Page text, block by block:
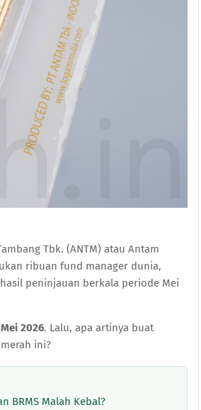
Tbk. (ANTM) atau Antam
ribuan fund manager dunia,
peninjauan berkala periode Mei
2026. Lalu, apa artinya buat
ini?
BRMS Malah Kebal?